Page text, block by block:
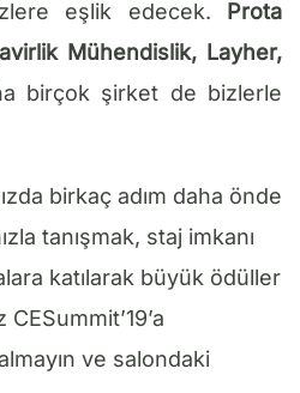
eşlik edecek. Prota
Mühendislik, Layher,
birçok şirket de bizlerle
birkaç adım daha önde
tanışmak, staj imkanı
katılarak büyük ödüller
ve salondaki